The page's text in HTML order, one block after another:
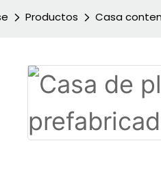
Productos Casa